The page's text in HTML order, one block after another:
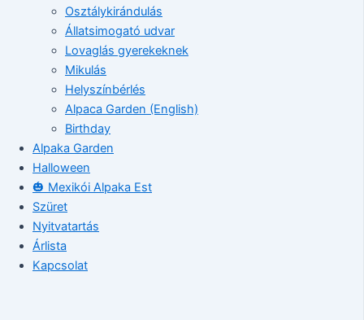
Osztálykirándulás
Állatsimogató udvar
Lovaglás gyerekeknek
Mikulás
Helyszínbérlés
Alpaca Garden (English)
Birthday
Alpaka Garden
Halloween
🎃 Mexikói Alpaka Est
Szüret
Nyitvatartás
Árlista
Kapcsolat